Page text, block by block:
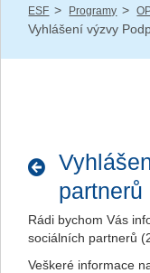
ESF / Programy /
Vyhlášení výzvy
partnerů
Rádi bychom Vás
sociálních partnerů
Veškeré informace